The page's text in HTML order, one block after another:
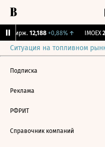
Бирж. 12,188 +0,88%↑ IMOEX 2
Ситуация на топливном
Подписка
Реклама
РФРИТ
Справочник компаний